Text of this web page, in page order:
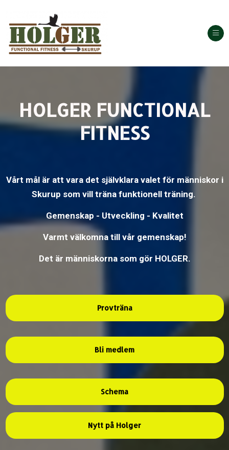
HOLGER FUNCTIONAL
FITNESS
Vårt mål är att vara det självklara valet för människor i
Skurup som vill träna funktionell träning.
Gemenskap - Utveckling - Kvalitet
Varmt välkomna till vår gemenskap!
Det är människorna som gör HOLGER.
Provträna
Bli medlem
Schema
Nytt på Holger